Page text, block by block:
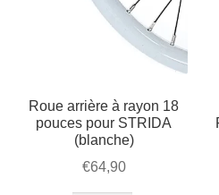
Roue arrière à rayon 18
pouces pour STRIDA
(blanche)
€64,90